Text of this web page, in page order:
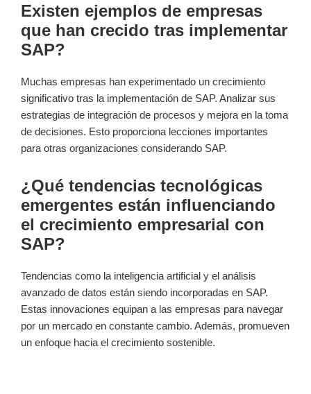
Existen ejemplos de empresas
que han crecido tras implementar
SAP?
Muchas empresas han experimentado un crecimiento
significativo tras la implementación de SAP. Analizar sus
estrategias de integración de procesos y mejora en la toma
de decisiones. Esto proporciona lecciones importantes
para otras organizaciones considerando SAP.
¿Qué tendencias tecnológicas
emergentes están influenciando
el crecimiento empresarial con
SAP?
Tendencias como la inteligencia artificial y el análisis
avanzado de datos están siendo incorporadas en SAP.
Estas innovaciones equipan a las empresas para navegar
por un mercado en constante cambio. Además, promueven
un enfoque hacia el crecimiento sostenible.